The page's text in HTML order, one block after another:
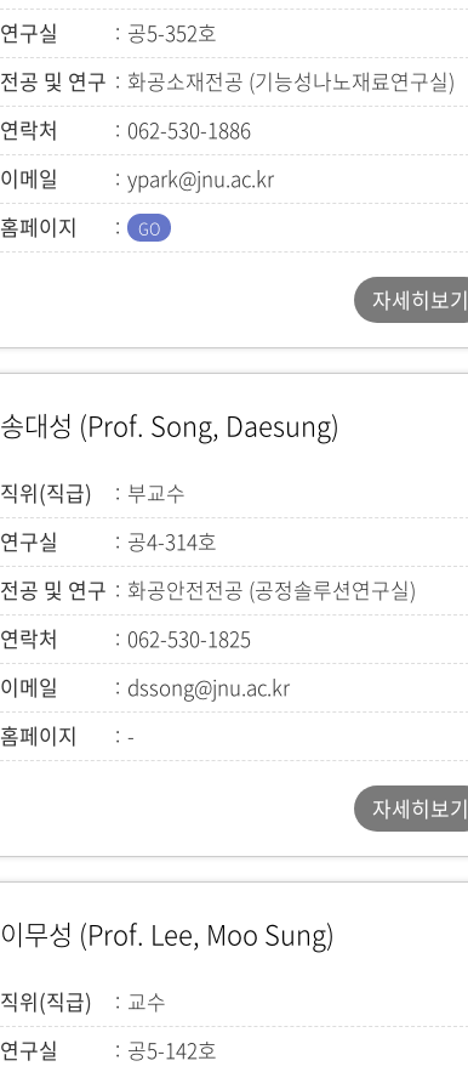
연구실
공5-352호
전공 및 연구
화공소재전공 (기능성나노재료연구실)
연락처
062-530-1886
이메일
ypark@jnu.ac.kr
홈페이지
자세히보기
송대성 (Prof. Song, Daesung)
직위(직급)
부교수
연구실
공4-314호
전공 및 연구
화공안전전공 (공정솔루션연구실)
연락처
062-530-1825
이메일
dssong@jnu.ac.kr
홈페이지
-
자세히보기
이무성 (Prof. Lee, Moo Sung)
직위(직급)
교수
연구실
공5-142호